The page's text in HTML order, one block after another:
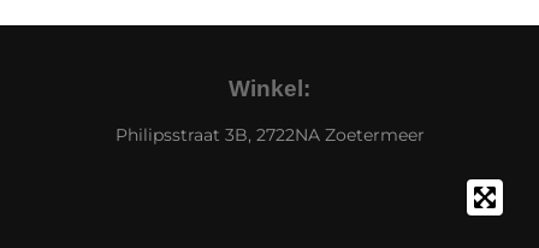
Winkel:
Philipsstraat 3B, 2722NA Zoetermeer